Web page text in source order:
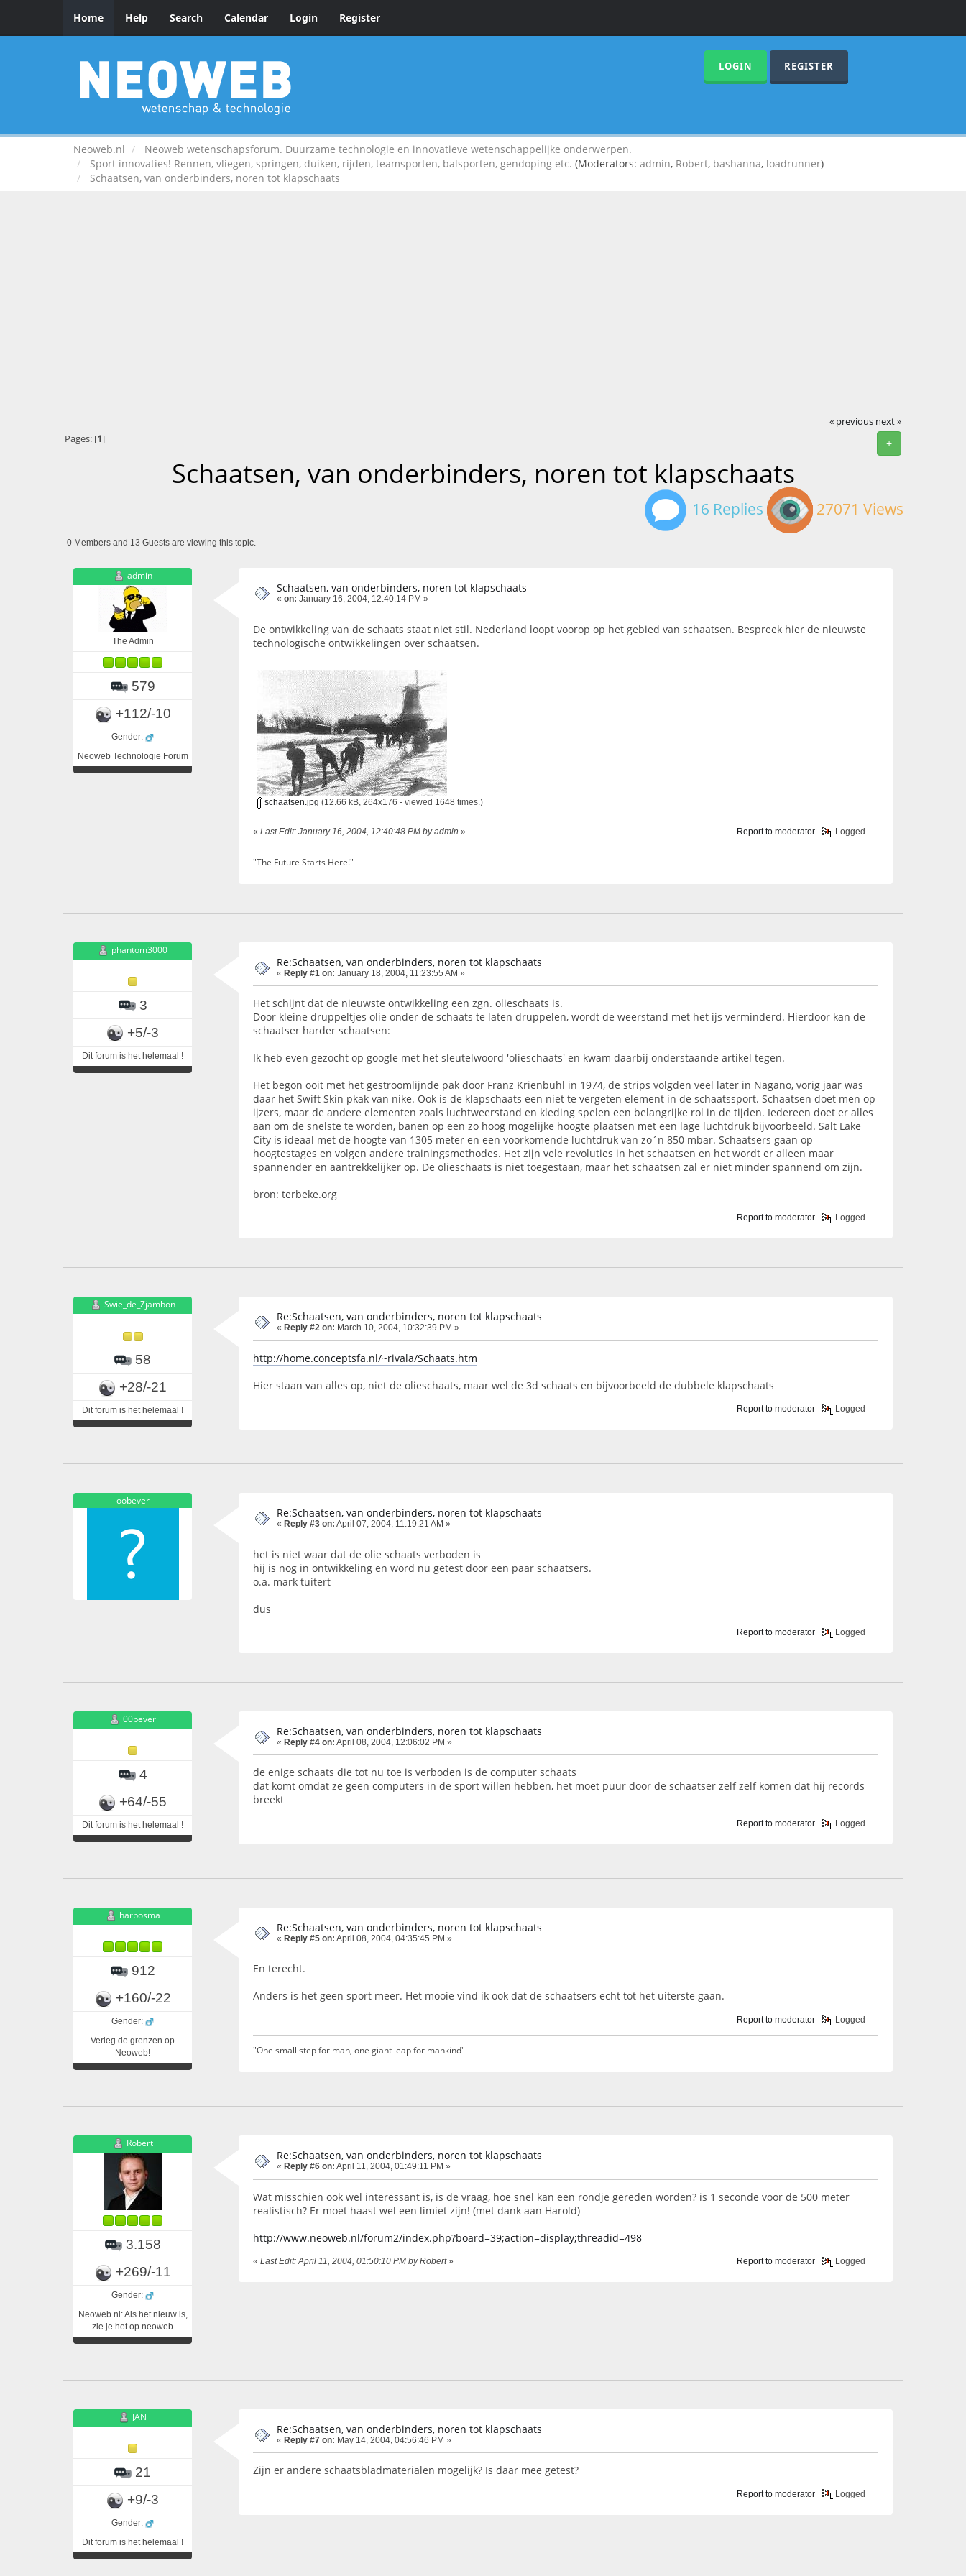
Home Help Search Calendar Login Register
LOGIN REGISTER
Neoweb.nl
Neoweb wetenschapsforum. Duurzame technologie en innovatieve wetenschappelijke onderwerpen.
Sport innovaties! Rennen, vliegen, springen, duiken, rijden, teamsporten, balsporten, gendoping etc. (Moderators: admin, Robert, bashanna, loadrunner)
Schaatsen, van onderbinders, noren tot klapschaats
« previous next »
+
Pages: [1]
Schaatsen, van onderbinders, noren tot klapschaats
16 Replies 27071 Views
0 Members and 13 Guests are viewing this topic.
admin
The Admin
579
+112/-10
Gender:
Neoweb Technologie Forum
Schaatsen, van onderbinders, noren tot klapschaats
« on: January 16, 2004, 12:40:14 PM »
De ontwikkeling van de schaats staat niet stil. Nederland loopt voorop op het gebied van schaatsen. Bespreek hier de nieuwste
technologische ontwikkelingen over schaatsen.
schaatsen.jpg (12.66 kB, 264x176 - viewed 1648 times.)
« Last Edit: January 16, 2004, 12:40:48 PM by admin » Report to moderator Logged
"The Future Starts Here!"
phantom3000
3
+5/-3
Dit forum is het helemaal !
Re:Schaatsen, van onderbinders, noren tot klapschaats
« Reply #1 on: January 18, 2004, 11:23:55 AM »
Het schijnt dat de nieuwste ontwikkeling een zgn. olieschaats is.
Door kleine druppeltjes olie onder de schaats te laten druppelen, wordt de weerstand met het ijs verminderd. Hierdoor kan de
schaatser harder schaatsen:
Ik heb even gezocht op google met het sleutelwoord 'olieschaats' en kwam daarbij onderstaande artikel tegen.
Het begon ooit met het gestroomlijnde pak door Franz Krienbühl in 1974, de strips volgden veel later in Nagano, vorig jaar was
daar het Swift Skin pkak van nike. Ook is de klapschaats een niet te vergeten element in de schaatssport. Schaatsen doet men op
ijzers, maar de andere elementen zoals luchtweerstand en kleding spelen een belangrijke rol in de tijden. Iedereen doet er alles
aan om de snelste te worden, banen op een zo hoog mogelijke hoogte plaatsen met een lage luchtdruk bijvoorbeeld. Salt Lake
City is ideaal met de hoogte van 1305 meter en een voorkomende luchtdruk van zo´n 850 mbar. Schaatsers gaan op
hoogtestages en volgen andere trainingsmethodes. Het zijn vele revoluties in het schaatsen en het wordt er alleen maar
spannender en aantrekkelijker op. De olieschaats is niet toegestaan, maar het schaatsen zal er niet minder spannend om zijn.
bron: terbeke.org
Report to moderator Logged
Swie_de_Zjambon
58
+28/-21
Dit forum is het helemaal !
Re:Schaatsen, van onderbinders, noren tot klapschaats
« Reply #2 on: March 10, 2004, 10:32:39 PM »
http://home.conceptsfa.nl/~rivala/Schaats.htm
Hier staan van alles op, niet de olieschaats, maar wel de 3d schaats en bijvoorbeeld de dubbele klapschaats
Report to moderator Logged
oobever
Re:Schaatsen, van onderbinders, noren tot klapschaats
« Reply #3 on: April 07, 2004, 11:19:21 AM »
het is niet waar dat de olie schaats verboden is
hij is nog in ontwikkeling en word nu getest door een paar schaatsers.
o.a. mark tuitert
dus
Report to moderator Logged
00bever
4
+64/-55
Dit forum is het helemaal !
Re:Schaatsen, van onderbinders, noren tot klapschaats
« Reply #4 on: April 08, 2004, 12:06:02 PM »
de enige schaats die tot nu toe is verboden is de computer schaats
dat komt omdat ze geen computers in de sport willen hebben, het moet puur door de schaatser zelf zelf komen dat hij records
breekt
Report to moderator Logged
harbosma
912
+160/-22
Gender:
Verleg de grenzen op
Neoweb!
Re:Schaatsen, van onderbinders, noren tot klapschaats
« Reply #5 on: April 08, 2004, 04:35:45 PM »
En terecht.
Anders is het geen sport meer. Het mooie vind ik ook dat de schaatsers echt tot het uiterste gaan.
Report to moderator Logged
"One small step for man, one giant leap for mankind"
Robert
3.158
+269/-11
Gender:
Neoweb.nl: Als het nieuw is,
zie je het op neoweb
Re:Schaatsen, van onderbinders, noren tot klapschaats
« Reply #6 on: April 11, 2004, 01:49:11 PM »
Wat misschien ook wel interessant is, is de vraag, hoe snel kan een rondje gereden worden? is 1 seconde voor de 500 meter
realistisch? Er moet haast wel een limiet zijn! (met dank aan Harold)
http://www.neoweb.nl/forum2/index.php?board=39;action=display;threadid=498
« Last Edit: April 11, 2004, 01:50:10 PM by Robert» Report to moderator Logged
JAN
21
+9/-3
Gender:
Dit forum is het helemaal !
Re:Schaatsen, van onderbinders, noren tot klapschaats
« Reply #7 on: May 14, 2004, 04:56:46 PM »
Zijn er andere schaatsbladmaterialen mogelijk? Is daar mee getest?
Report to moderator Logged